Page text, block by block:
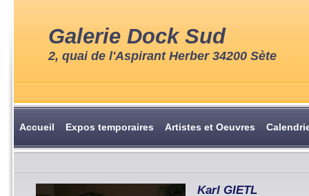
Galerie Dock Sud
2, quai de l'Aspirant Herber 34200 Sète
Accueil Expos temporaires Artistes et Oeuvres
Karl GIETL